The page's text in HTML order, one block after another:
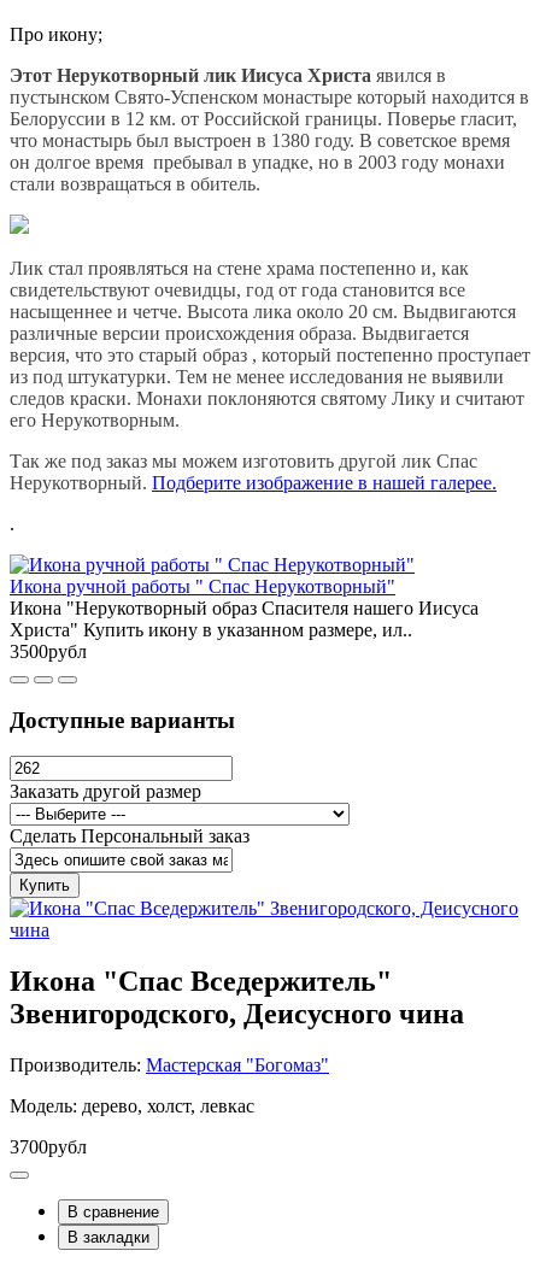
Про икону;
Этот Нерукотворный лик Иисуса Христа явился в
пустынском Свято-Успенском монастыре который находится в
Белоруссии в 12 км. от Российской границы. Поверье гласит,
что монастырь был выстроен в 1380 году. В советское время
он долгое время пребывал в упадке, но в 2003 году монахи
стали возвращаться в обитель.
Лик стал проявляться на стене храма постепенно и, как
свидетельствуют очевидцы, год от года становится все
насыщеннее и четче. Высота лика около 20 см. Выдвигаются
различные версии происхождения образа. Выдвигается
версия, что это старый образ , который постепенно проступает
из под штукатурки. Тем не менее исследования не выявили
следов краски. Монахи поклоняются святому Лику и считают
его Нерукотворным.
Так же под заказ мы можем изготовить другой лик Спас
Нерукотворный. Подберите изображение в нашей галерее.
.
Икона ручной работы " Спас Нерукотворный"
Икона "Нерукотворный образ Спасителя нашего Иисуса
Христа" Купить икону в указанном размере, ил..
3500рубл
Доступные варианты
Заказать другой размер
Сделать Персональный заказ
Купить
Икона "Спас Вседержитель"
Звенигородского, Деисусного чина
Производитель: Мастерская "Богомаз"
Модель: дерево, холст, левкас
3700рубл
В сравнение
В закладки